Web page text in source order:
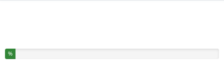
Sie haben % dieser Umfrage fertiggestellt.
%